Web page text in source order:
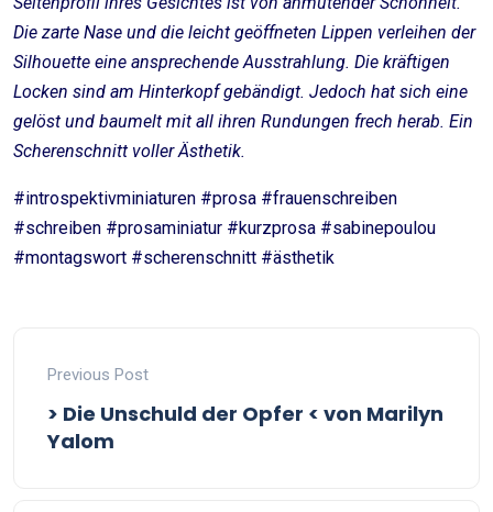
Die zarte Nase und die leicht geöffneten Lippen verleihen der
Silhouette eine ansprechende Ausstrahlung. Die kräftigen
Locken sind am Hinterkopf gebändigt. Jedoch hat sich eine
gelöst und baumelt mit all ihren Rundungen frech herab. Ein
Scherenschnitt voller Ästhetik.
#introspektivminiaturen #prosa #frauenschreiben
#schreiben #prosaminiatur #kurzprosa #sabinepoulou
#montagswort #scherenschnitt #ästhetik
Previous Post
> Die Unschuld der Opfer < von Marilyn
Yalom